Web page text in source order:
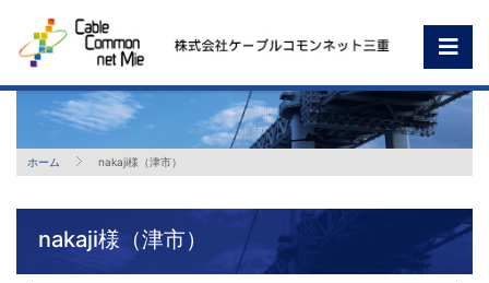
ホーム nakaji様（津市）
nakaji様（津市）